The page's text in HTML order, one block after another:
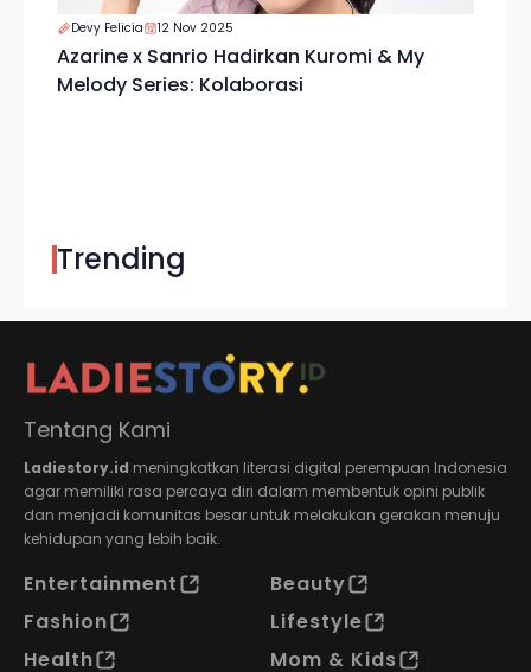
Devy Felicia 12 Nov 2025
Azarine x Sanrio Hadirkan Kuromi & My
Melody Series: Kolaborasi
Trending
Tentang Kami
Ladiestory.id meningkatkan literasi digital perempuan Indonesia
agar memiliki rasa percaya diri dalam membentuk opini publik
dan menjadi komunitas besar untuk melakukan gerakan menuju
kehidupan yang lebih baik.
Entertainment
Beauty
Fashion
Lifestyle
Health
Mom & Kids